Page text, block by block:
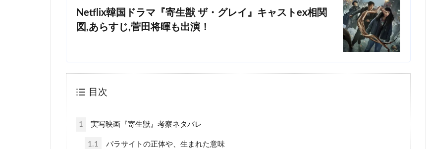
Netflix韓国ドラマ『寄生獣 ザ・グレイ』キャストex相関
図,あらすじ,菅田将暉も出演！
目次
1 実写映画『寄生獣』考察ネタバレ
1.1 パラサイトの正体や、生まれた意味